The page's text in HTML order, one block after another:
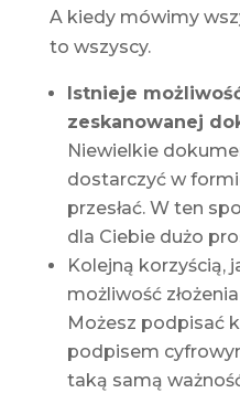
A kiedy mówimy
to wszyscy.
Istnieje
zeskanowanej
Niewielkie
dostarczyć w
przesłać. W ten
dla Ciebie dużo
Kolejną korzyścią,
możliwość
Możesz podpisać
podpisem
taką samą